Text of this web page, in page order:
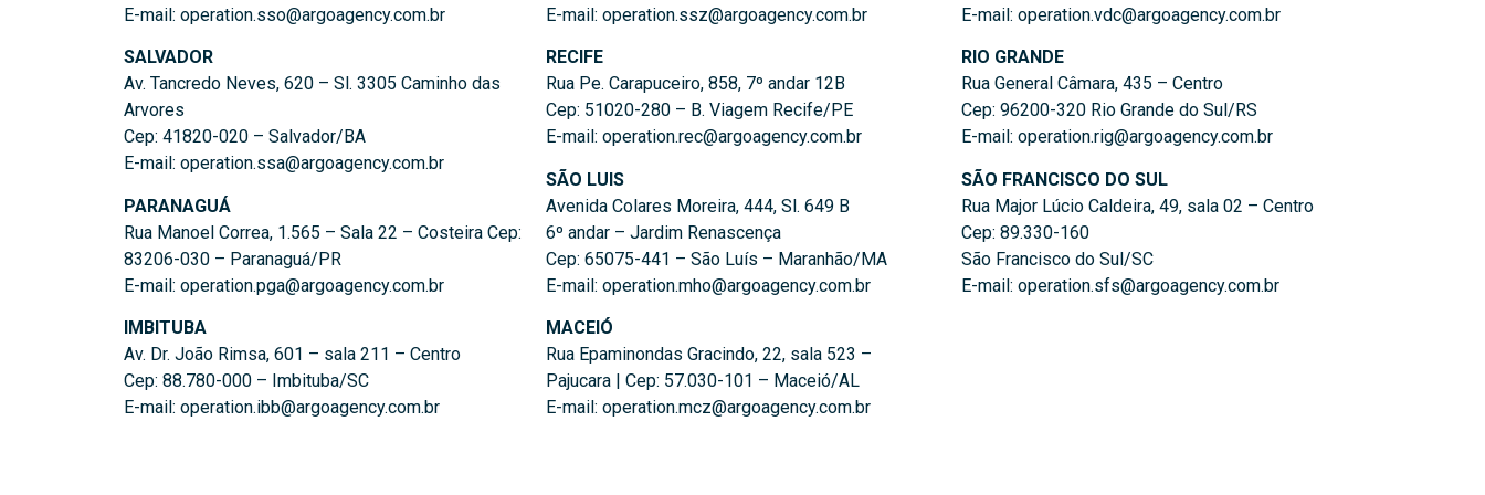
E-mail: operation.sso@argoagency.com.br
SALVADOR
Av. Tancredo Neves, 620 – Sl. 3305 Caminho das
Arvores
Cep: 41820-020 – Salvador/BA
E-mail: operation.ssa@argoagency.com.br
PARANAGUÁ
Rua Manoel Correa, 1.565 – Sala 22 – Costeira Cep:
83206-030 – Paranaguá/PR
E-mail: operation.pga@argoagency.com.br
IMBITUBA
Av. Dr. João Rimsa, 601 – sala 211 – Centro
Cep: 88.780-000 – Imbituba/SC
E-mail: operation.ibb@argoagency.com.br
E-mail: operation.ssz@argoagency.com.br
RECIFE
Rua Pe. Carapuceiro, 858, 7º andar 12B
Cep: 51020-280 – B. Viagem Recife/PE
E-mail: operation.rec@argoagency.com.br
SÃO LUIS
Avenida Colares Moreira, 444, Sl. 649 B
6º andar – Jardim Renascença
Cep: 65075-441 – São Luís – Maranhão/MA
E-mail: operation.mho@argoagency.com.br
MACEIÓ
Rua Epaminondas Gracindo, 22, sala 523 –
Pajucara | Cep: 57.030-101 – Maceió/AL
E-mail: operation.mcz@argoagency.com.br
E-mail: operation.vdc@argoagency.com.br
RIO GRANDE
Rua General Câmara, 435 – Centro
Cep: 96200-320 Rio Grande do Sul/RS
E-mail: operation.rig@argoagency.com.br
SÃO FRANCISCO DO SUL
Rua Major Lúcio Caldeira, 49, sala 02 – Centro
Cep: 89.330-160
São Francisco do Sul/SC
E-mail: operation.sfs@argoagency.com.br